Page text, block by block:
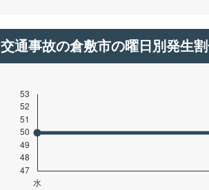
交通事故の倉敷市の曜日別発生